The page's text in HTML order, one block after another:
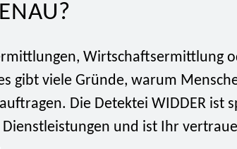
Wirtschaftsermittlung
gibt viele Gründe, warum
Die Detektei WIDDER ist
und ist Ihr